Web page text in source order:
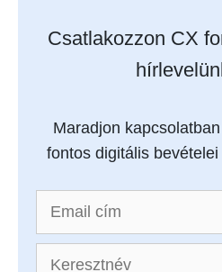
Csatlakozzon CX
Maradjon
fontos digitális